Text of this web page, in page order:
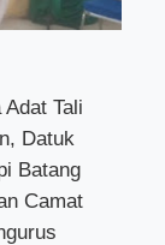
Tali
Datuk
Batang
Camat